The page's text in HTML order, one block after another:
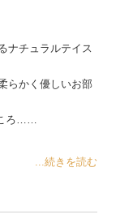
ナチュラルテイス
らかく優しいお部
ころ……
...続きを読む